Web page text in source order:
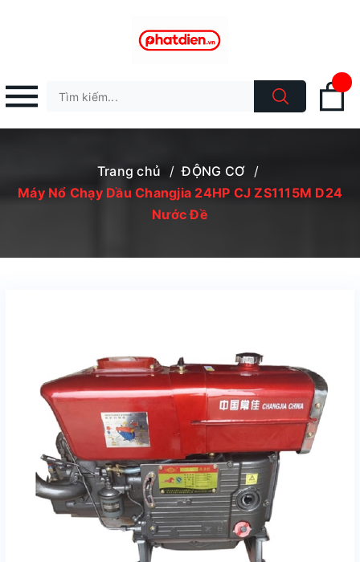
Trang chủ / ĐỘNG CƠ /
Máy Nổ Chạy Dầu Changjia 24HP CJ ZS1115M D24
Nước Đề